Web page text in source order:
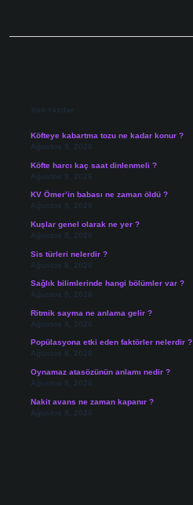
Son Yazılar
Köfteye kabartma tozu ne kadar konur ?
Ağustos 9, 2026
Köfte harcı kaç saat dinlenmeli ?
Ağustos 9, 2026
KV Ömer’in babası ne zaman öldü ?
Ağustos 8, 2026
Kuşlar genel olarak ne yer ?
Ağustos 8, 2026
Sis türleri nelerdir ?
Ağustos 8, 2026
Sağlık bilimlerinde hangi bölümler var ?
Ağustos 8, 2026
Ritmik sayma ne anlama gelir ?
Ağustos 8, 2026
Popülasyona etki eden faktörler nelerdir ?
Ağustos 8, 2026
Oynamaz atasözünün anlamı nedir ?
Ağustos 8, 2026
Nakit avans ne zaman kapanır ?
Ağustos 8, 2026